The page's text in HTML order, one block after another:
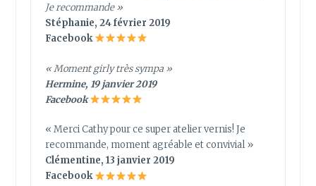
Je recommande »
Stéphanie, 24 février 2019
Facebook
« Moment girly très sympa »
Hermine, 19 janvier 2019
Facebook
« Merci Cathy pour ce super atelier vernis! Je
recommande, moment agréable et convivial »
Clémentine, 13 janvier 2019
Facebook